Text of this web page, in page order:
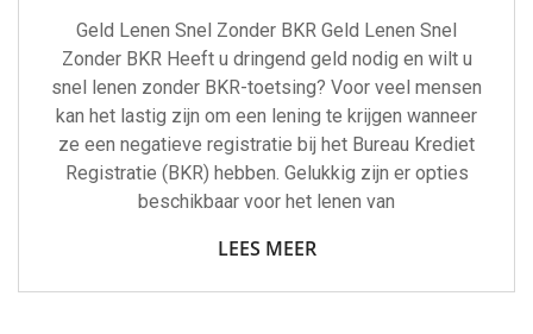
Geld Lenen Snel Zonder BKR Geld Lenen Snel
Zonder BKR Heeft u dringend geld nodig en wilt u
snel lenen zonder BKR-toetsing? Voor veel mensen
kan het lastig zijn om een lening te krijgen wanneer
ze een negatieve registratie bij het Bureau Krediet
Registratie (BKR) hebben. Gelukkig zijn er opties
beschikbaar voor het lenen van
LEES MEER